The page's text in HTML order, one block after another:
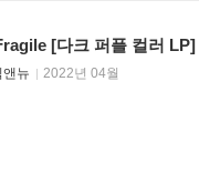
[다크 퍼플 컬러 LP]
앤뉴 2022년 04월